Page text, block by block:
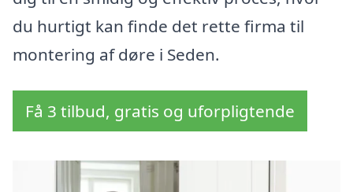
du hurtigt kan finde det rette firma til
montering af døre i Seden.
Få 3 tilbud, gratis og uforpligtende